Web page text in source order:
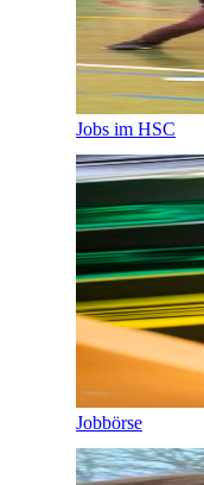
Jobs im HSC
Jobbörse